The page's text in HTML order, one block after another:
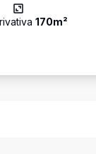
170m²